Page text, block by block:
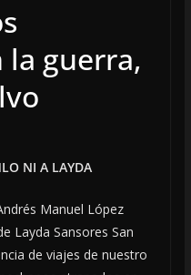
la guerra,
NI A LAYDA
Manuel López
Layda Sansores San
de viajes de nuestro